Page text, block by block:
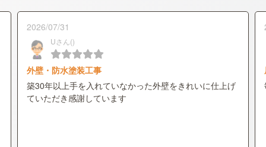
2026/07/31
Uさん()
外壁・防水塗装工事
築30年以上手を入れていなかった外壁をきれいに仕上げ
ていただき感謝しています